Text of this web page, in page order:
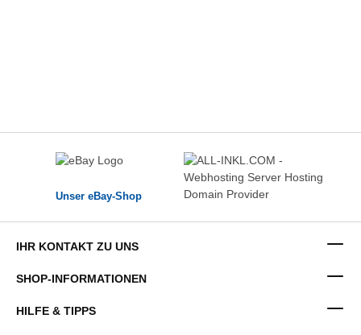
Unser eBay-Shop
IHR KONTAKT ZU UNS
SHOP-INFORMATIONEN
HILFE & TIPPS